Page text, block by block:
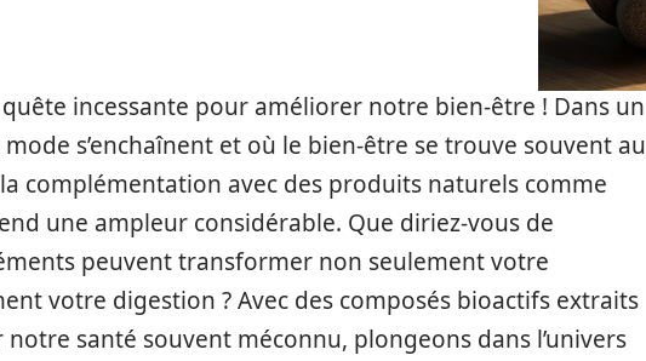
incessante pour améliorer notre bien-être ! Dans un
s’enchaînent et où le bien-être se trouve souvent au
complémentation avec des produits naturels comme
une ampleur considérable. Que diriez-vous de
peuvent transformer non seulement votre
votre digestion ? Avec des composés bioactifs extraits
santé souvent méconnu, plongeons dans l’univers